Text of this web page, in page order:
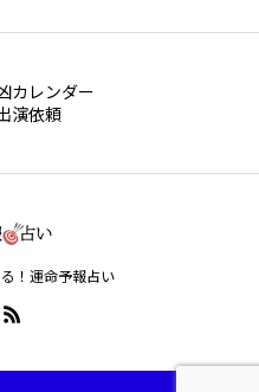
カレンダー
演依頼
！運命予報占い